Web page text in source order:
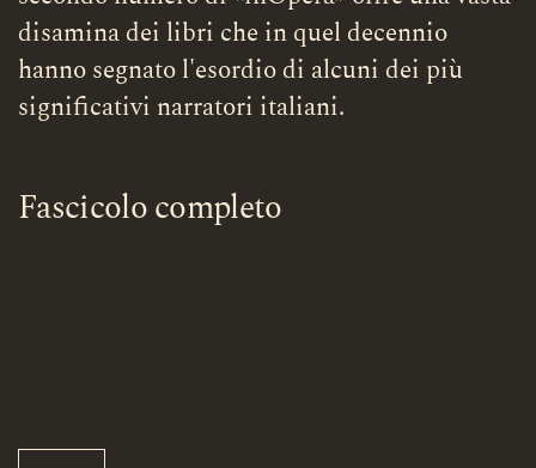
disamina dei libri che in quel decennio
hanno segnato l'esordio di alcuni dei più
significativi narratori italiani.
Fascicolo completo